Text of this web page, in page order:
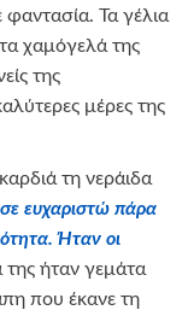
Τα γέλια
χαμόγελά της
της
μέρες της
τη νεράιδα
ευχαριστώ πάρα
Ήταν οι
της ήταν γεμάτα
που έκανε τη